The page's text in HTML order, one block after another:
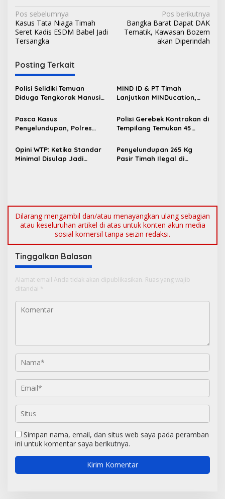
N
a
v
i
g
a
s
i
p
s
Pos sebelumnya
Kasus Tata Niaga Timah
Seret Kadis ESDM Babel Jadi
Tersangka
Pos berikutnya
Bangka Barat Dapat DAK
Tematik, Kawasan Bozem
akan Diperindah
Posting Terkait
Polisi Selidiki Temuan
Diduga Tengkorak Manusia
MIND ID & PT Timah
Lanjutkan MINDucation,
Boarding School Raih
Kampus Impian
Pasca Kasus
Penyelundupan, Polres
Sinergi Pengamanan di
Pelabuhan Tanjung Kalian
Polisi Gerebek Kontrakan di
Tempilang Temukan 45
Diamankan
Opini WTP: Ketika Standar
Minimal Disulap Jadi
Penyelundupan 265 Kg
Pasir Timah Ilegal di
Dilarang mengambil dan/atau menayangkan ulang sebagian
atau keseluruhan artikel di atas untuk konten akun media
sosial komersil tanpa seizin redaksi.
Tinggalkan Balasan
Alamat email Anda tidak akan dipublikasikan. Ruas yang wajib
ditandai *
Simpan nama, email, dan situs web saya pada peramban
ini untuk komentar saya berikutnya.